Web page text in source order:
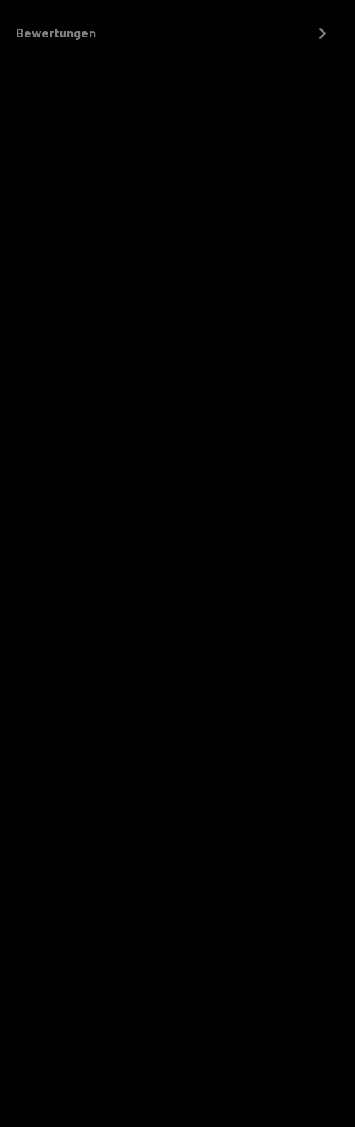
Bewertungen